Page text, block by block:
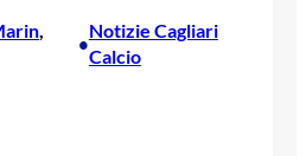
•
Notizie Cagliari
Calcio